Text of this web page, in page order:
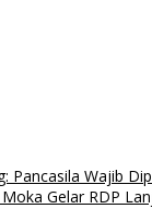
Pancasila Wajib
Gelar RDP